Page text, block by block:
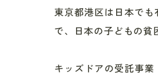
東京都港区は日本で
で、日本の子どもの貧
キッズドアの受託事